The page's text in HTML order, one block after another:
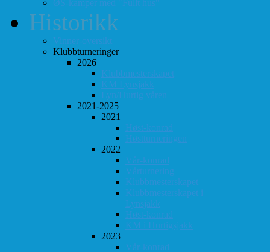
ØS-kamper med "Fullt hus"
Historikk
Vinner-oversikt
Klubbturneringer
2026
Klubbmesterskapet
KM Lynsjakk
Lyn/Hurtig våren
2021-2025
2021
Høst-konrad
Høstturneringen
2022
Vår-konrad
Vårturnering
Klubbmesterskapet
Klubbmesterskapet i
Lynsjakk
Høst-konrad
KM i Hurtigsjakk
2023
Vår-konrad